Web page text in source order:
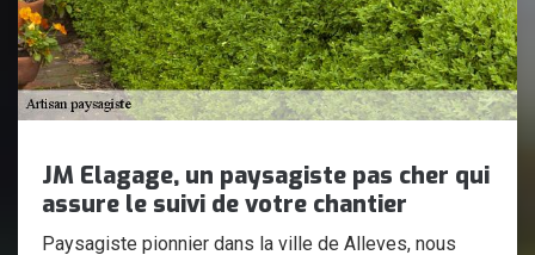
JM Elagage, un paysagiste pas cher qui
assure le suivi de votre chantier
Paysagiste pionnier dans la ville de Alleves, nous